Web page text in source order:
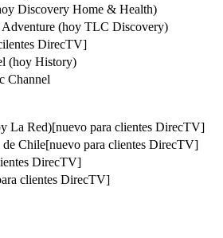
Discovery Home & Health)
(hoy TLC Discovery)
DirecTV]
(hoy History)
Channel
La Red)[nuevo para clientes DirecTV]
Chile[nuevo para clientes DirecTV]
DirecTV]
clientes DirecTV]